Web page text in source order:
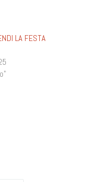
LA FESTA